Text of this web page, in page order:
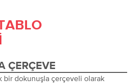
ÇERÇEVE
bir dokunuşla çerçeveli olarak